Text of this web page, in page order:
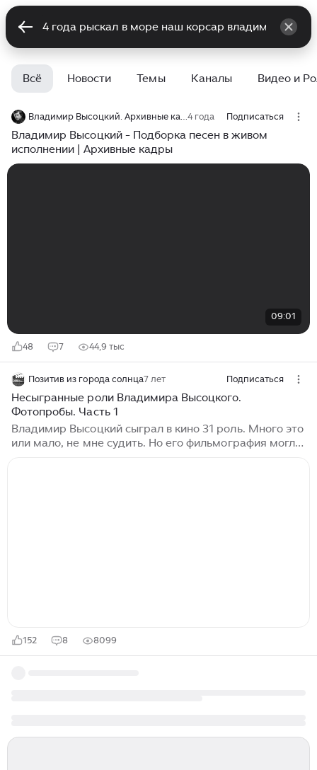
Всё Новости Темы Каналы Видео и
Владимир Высоцкий. Архивные кадры4 года Подписаться
Владимир Высоцкий - Подборка песен в живом
исполнении | Архивные кадры
09:01
48 7 44,9 тыс
Позитив из города солнца7 лет Подписаться
Несыгранные роли Владимира Высоцкого.
Фотопробы. Часть 1
Владимир Высоцкий сыграл в кино 31 роль. Много это
или мало, не мне судить. Но его фильмография могла
152 8 8099